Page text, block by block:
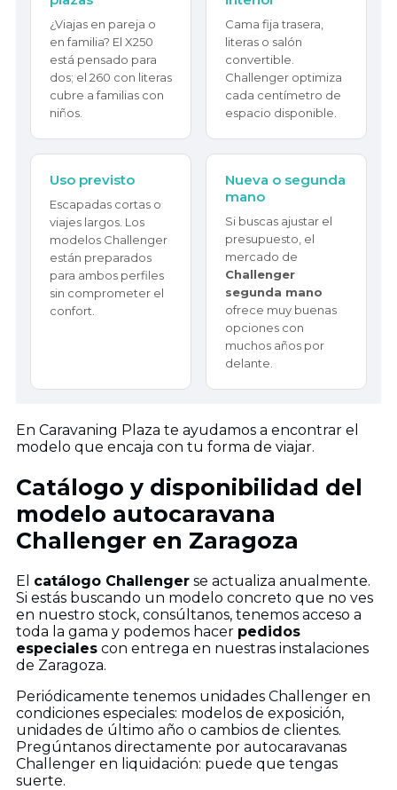
¿Viajas en pareja o
en familia? El X250
está pensado para
dos; el 260 con literas
cubre a familias con
niños.
Cama fija trasera,
literas o salón
convertible.
Challenger optimiza
cada centímetro de
espacio disponible.
Uso previsto
Escapadas cortas o
viajes largos. Los
modelos Challenger
están preparados
para ambos perfiles
sin comprometer el
confort.
Nueva o segunda
mano
Si buscas ajustar el
presupuesto, el
mercado de
Challenger
segunda mano
ofrece muy buenas
opciones con
muchos años por
delante.
En Caravaning Plaza te ayudamos a encontrar el
modelo que encaja con tu forma de viajar.
Catálogo y disponibilidad del
modelo autocaravana
Challenger en Zaragoza
El catálogo Challenger se actualiza anualmente.
Si estás buscando un modelo concreto que no ves
en nuestro stock, consúltanos, tenemos acceso a
toda la gama y podemos hacer pedidos
especiales con entrega en nuestras instalaciones
de Zaragoza.
Periódicamente tenemos unidades Challenger en
condiciones especiales: modelos de exposición,
unidades de último año o cambios de clientes.
Pregúntanos directamente por autocaravanas
Challenger en liquidación: puede que tengas
suerte.